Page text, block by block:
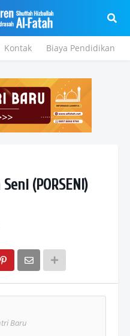
Kontak Biaya Pendidikan
(PORSENI)
Baru